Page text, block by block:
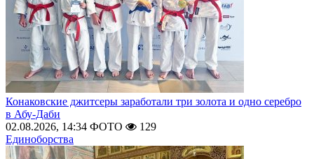
Конаковские джитсеры заработали три золота и одно серебро
в Абу-Даби
02.08.2026, 14:34 ФОТО
129
Единоборства